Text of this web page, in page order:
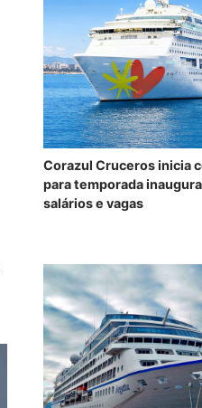
Corazul Cruceros inicia
para temporada
salários e vagas